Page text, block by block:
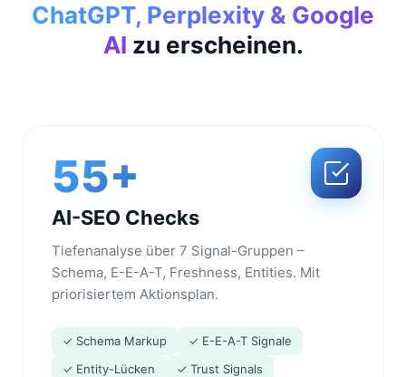
ChatGPT, Perplexity & Google
AI zu erscheinen.
55+
AI-SEO Checks
Tiefenanalyse über 7 Signal-Gruppen –
Schema, E-E-A-T, Freshness, Entities. Mit
priorisiertem Aktionsplan.
✓ Schema Markup
✓ E-E-A-T Signale
✓ Entity-Lücken
✓ Trust Signals